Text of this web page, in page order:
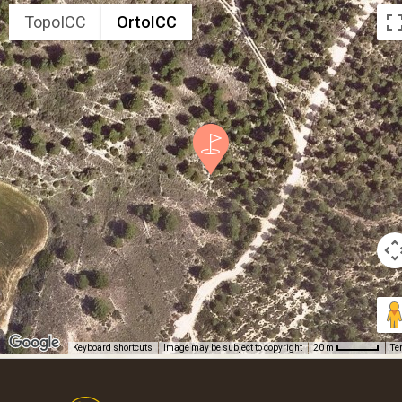
TopoICC OrtoICC
Keyboard shortcuts Image may be subject to copyright 20 m